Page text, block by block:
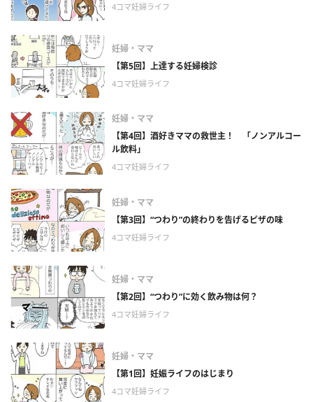
4コマ妊婦ライフ
妊婦・ママ
【第5回】上達する妊婦検診
4コマ妊婦ライフ
妊婦・ママ
【第4回】酒好きママの救世主！ 「ノンアルコー
ル飲料」
4コマ妊婦ライフ
妊婦・ママ
【第3回】“つわり”の終わりを告げるピザの味
4コマ妊婦ライフ
妊婦・ママ
【第2回】“つわり”に効く飲み物は何？
4コマ妊婦ライフ
妊婦・ママ
【第1回】妊娠ライフのはじまり
4コマ妊婦ライフ